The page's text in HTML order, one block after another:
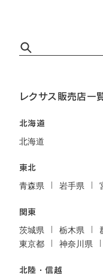
レクサス販売店一
北海道
北海道
東北
青森県 岩手県
関東
茨城県 栃木県
東京都
神奈川県
北陸・信越